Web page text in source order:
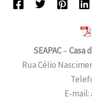
SEAPAC–Casa
Rua Célio
E-mail: